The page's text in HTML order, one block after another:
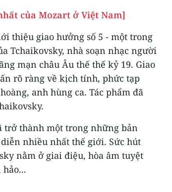
của Mozart ở Việt Nam]
thiệu giao hưởng số 5 - một trong
Tchaikovsky, nhà soạn nhạc người
mạn châu Âu thế thế kỷ 19. Giao
rõ ràng về kịch tính, phức tạp
anh hùng ca. Tác phẩm đã
trở thành một trong những bản
nhiều nhất thế giới. Sức hút
nằm ở giai điệu, hòa âm tuyệt